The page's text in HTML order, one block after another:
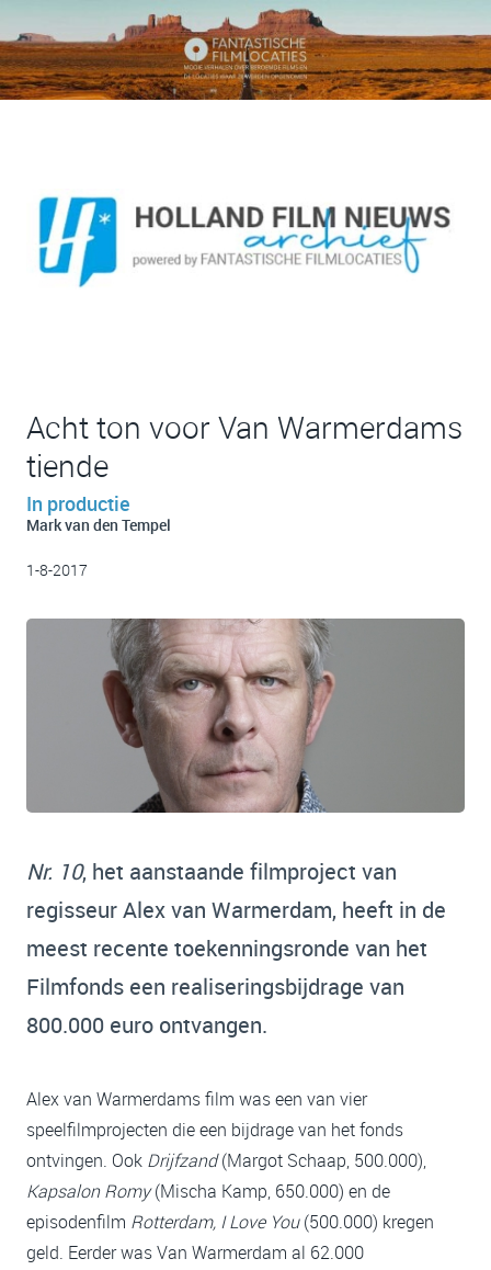
Acht ton voor Van Warmerdams
tiende
In productie
Mark van den Tempel
1-8-2017
Nr. 10, het aanstaande filmproject van
regisseur Alex van Warmerdam, heeft in de
meest recente toekenningsronde van het
Filmfonds een realiseringsbijdrage van
800.000 euro ontvangen.
Alex van Warmerdams film was een van vier
speelfilmprojecten die een bijdrage van het fonds
ontvingen. Ook Drijfzand(Margot Schaap, 500.000),
Kapsalon Romy(Mischa Kamp, 650.000) en de
episodenfilm Rotterdam, I Love You(500.000) kregen
geld. Eerder was Van Warmerdam al 62.000